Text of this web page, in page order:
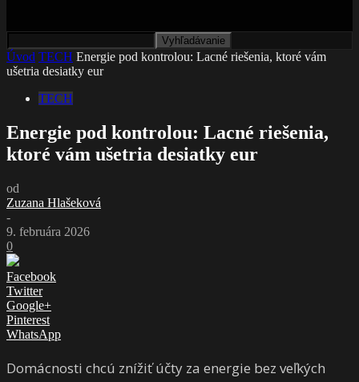
Úvod TECH Energie pod kontrolou: Lacné riešenia, ktoré vám
ušetria desiatky eur
TECH
Energie pod kontrolou: Lacné riešenia,
ktoré vám ušetria desiatky eur
od
Zuzana Hlašeková
-
9. februára 2026
0
Facebook
Twitter
Google+
Pinterest
WhatsApp
Domácnosti chcú znížiť účty za energie bez veľkých